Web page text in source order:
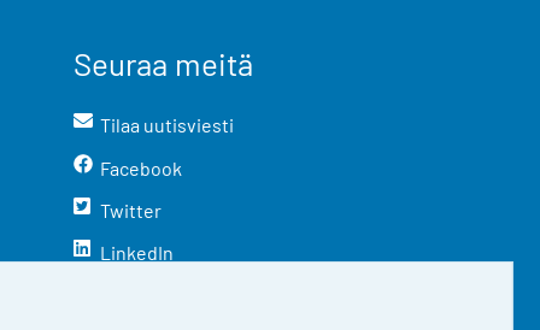
Seuraa meitä
Tilaa uutisviesti
Facebook
Twitter
LinkedIn